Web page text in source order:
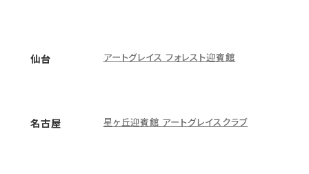
仙台 アートグレイス フォレスト迎賓館
名古屋 星ヶ丘迎賓館 アートグレイスクラブ